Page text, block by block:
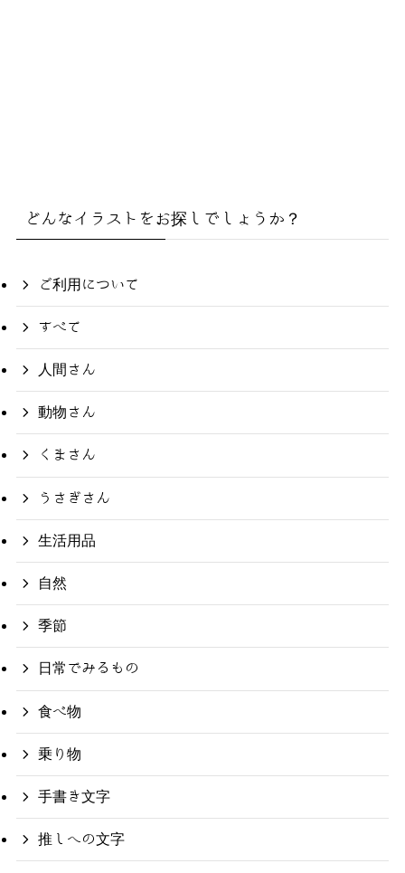
どんなイラストをお探しでしょうか？
ご利用について
すべて
人間さん
動物さん
くまさん
うさぎさん
生活用品
自然
季節
日常でみるもの
食べ物
乗り物
手書き文字
推しへの文字